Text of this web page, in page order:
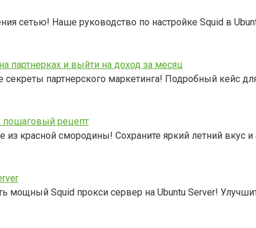
сетью! Наше руководство по настройке Squid в
партнерках и выйти на доход за месяц
секреты партнерского маркетинга! Подробный кейс
рецепт
красной смородины! Сохраните яркий летний вкус и
мощный Squid прокси сервер на Ubuntu Server!